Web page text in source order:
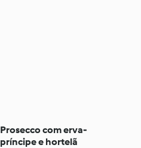
Prosecco com erva-
príncipe e hortelã